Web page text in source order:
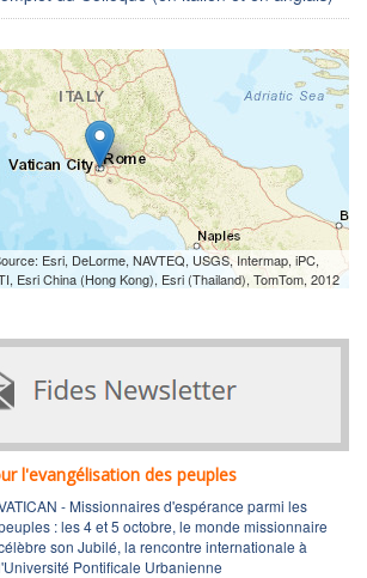
Esri, DeLorme, NAVTEQ, USGS, Intermap, iPC,
Esri China (Hong Kong), Esri (Thailand), TomTom, 2012
l'evangélisation des peuples
- Missionnaires d'espérance parmi les
: les 4 et 5 octobre, le monde missionnaire
son Jubilé, la rencontre internationale à
Pontificale Urbanienne